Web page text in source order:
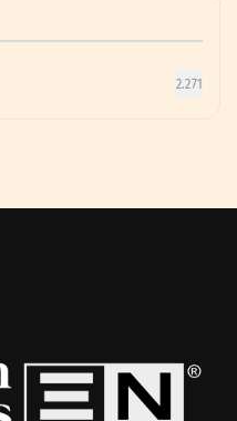
2.271